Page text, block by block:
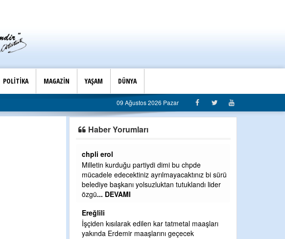
POLİTİKA MAGAZİN YAŞAM DÜNYA
09 Ağustos 2026 Pazar
Haber Yorumları
chpli erol
Milletin kurduğu partiydi dimi bu chpde
mücadele edecektiniz ayrılmayacaktınız bi sürü
belediye başkanı yolsuzluktan tutuklandı lider
özgü... DEVAMI
Ereğlili
İşçiden kısılarak edilen kar tatmetal maaşları
yakında Erdemir maaşlarını geçecek